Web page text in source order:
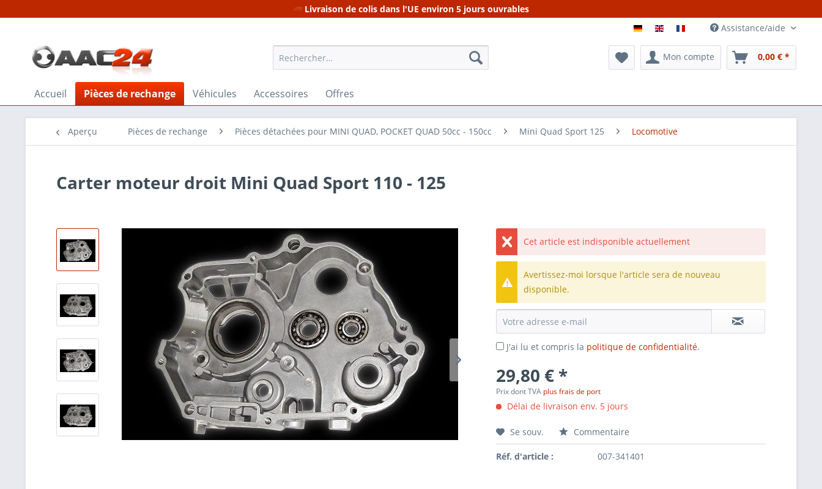
Livraison de colis dans l'UE environ 5 jours ouvrables
Assistance/aide
Mon compte 0,00 € *
Accueil Pièces de rechange Véhicules Accessoires Offres
Aperçu Pièces de rechange Pièces détachées pour MINI QUAD, POCKET QUAD 50cc - 150cc Mini Quad Sport 125 Locomotive
Carter moteur droit Mini Quad Sport 110 - 125
Cet article est indisponible actuellement
Avertissez-moi lorsque l'article sera de nouveau
disponible.
J'ai lu et compris la politique de confidentialité.
29,80 € *
Prix dont TVA plus frais de port
Délai de livraison env. 5 jours
Se souv. Commentaire
Réf. d'article : 007-341401